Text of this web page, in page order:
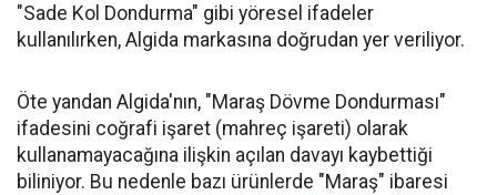
"Sade Kol Dondurma" gibi yöresel ifadeler
kullanılırken, Algida markasına doğrudan yer veriliyor.
Öte yandan Algida'nın, "Maraş Dövme Dondurması"
ifadesini coğrafi işaret (mahreç işareti) olarak
kullanamayacağına ilişkin açılan davayı kaybettiği
biliniyor. Bu nedenle bazı ürünlerde "Maraş" ibaresi